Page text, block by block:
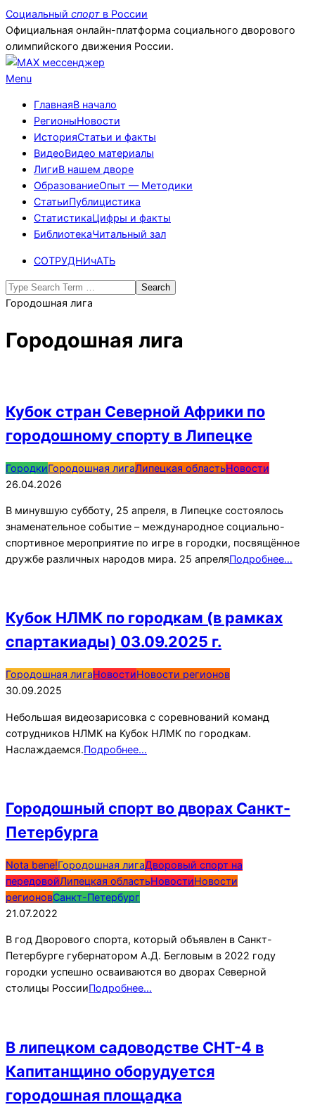
Skip
to
content
Социальный спорт в России
Официальная онлайн-платформа социального дворового
олимпийского движения России.
Primary
Menu
Menu
ГлавнаяВ начало
РегионыНовости
ИсторияСтатьи и факты
ВидеоВидео материалы
ЛигиВ нашем дворе
ОбразованиеОпыт — Методики
СтатьиПублицистика
СтатистикаЦифры и факты
БиблиотекаЧитальный зал
СОТРУДНИчАТЬ
Search
Городошная лига
Городошная лига
Кубок стран Северной Африки по
городошному спорту в Липецке
2026-
04-
ГородкиГородошная лигаЛипецкая областьНовости
26.04.2026
В минувшую субботу, 25 апреля, в Липецке состоялось
знаменательное событие – международное социально-
спортивное мероприятие по игре в городки, посвящённое
дружбе различных народов мира. 25 апреляПодробнее…
Кубок НЛМК по городкам (в рамках
спартакиады) 03.09.2025 г.
2025-
09-
Городошная лигаНовостиНовости регионов
30.09.2025
Небольшая видеозарисовка с соревнований команд
сотрудников НЛМК на Кубок НЛМК по городкам.
Наслаждаемся.Подробнее…
Городошный спорт во дворах Санкт-
Петербурга
2022-
07-
21
Nota bene!Городошная лигаДворовый спорт на
передовойЛипецкая областьНовостиНовости
регионовСанкт-Петербург
21.07.2022
В год Дворового спорта, который объявлен в Санкт-
Петербурге губернатором А.Д. Бегловым в 2022 году
городки успешно осваиваются во дворах Северной
столицы РоссииПодробнее…
В липецком садоводстве СНТ-4 в
Капитанщино оборудуется
городошная площадка